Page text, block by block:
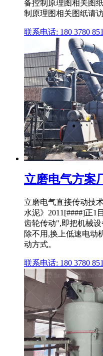
备控制原理图相关图
制原理图相关图纸请
联系电话: 180 3780
立磨电气方案
立磨电气直接传动技
水泥》2011[####]正
齿轮传动",即把机械
除不用,换上低速电动
动方式。
联系电话: 180 3780